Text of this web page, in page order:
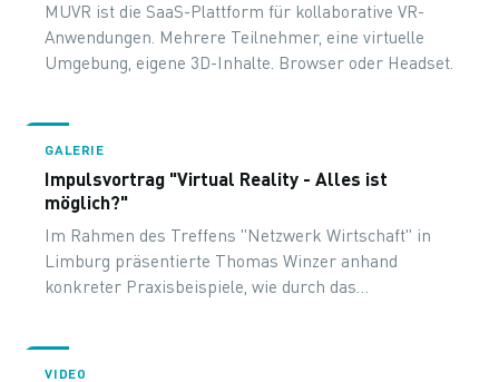
MUVR ist die SaaS-Plattform für kollaborative VR-
Anwendungen. Mehrere Teilnehmer, eine virtuelle
Umgebung, eigene 3D-Inhalte. Browser oder Headset.
GALERIE
Impulsvortrag "Virtual Reality - Alles ist
möglich?"
Im Rahmen des Treffens "Netzwerk Wirtschaft" in
Limburg präsentierte Thomas Winzer anhand
konkreter Praxisbeispiele, wie durch das
VIDEO